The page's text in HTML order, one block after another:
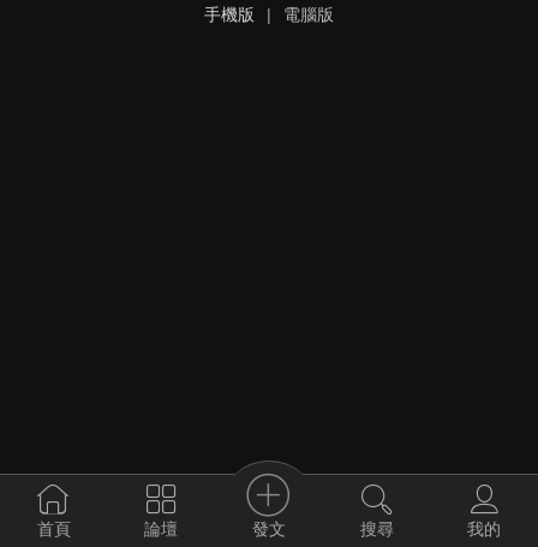
手機版
| 電腦版
首頁 論壇 發文 搜尋 我的